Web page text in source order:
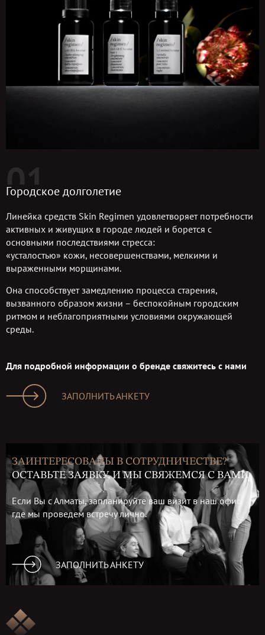
01
Городское долголетие
Линейка средств Skin Regimen удовлетворяет потребности
активных и живущих в городе людей и борется с
основными последствиями стресса:
«усталостью» кожи, несовершенствами, мелкими и
выраженными морщинами.
Она способствует замедлению процесса старения,
вызванного образом жизни – беспокойным городским
ритмом и неблагоприятными условиями окружающей
среды.
Для подробной информации о бренде свяжитесь с нами
ЗАПОЛНИТЬ АНКЕТУ
ЗАИНТЕРЕСОВАНЫ В СОТРУДНИЧЕСТВЕ?
ОСТАВЬТЕ ЗАЯВКУ, И МЫ СВЯЖЕМСЯ С ВАМИ
Если Вы с Алматы, запланируйте ваш визит в наш офис,
где мы проведем встречу лично.
ЗАПОЛНИТЬ АНКЕТУ